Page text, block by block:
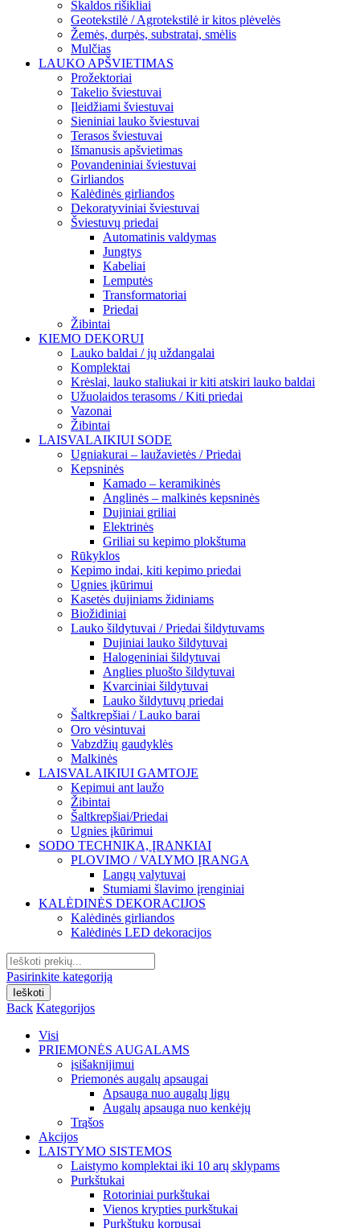
Skaldos rišikliai
Geotekstilė / Agrotekstilė ir kitos plėvelės
Žemės, durpės, substratai, smėlis
Mulčias
LAUKO APŠVIETIMAS
Prožektoriai
Takelio šviestuvai
Įleidžiami šviestuvai
Sieniniai lauko šviestuvai
Terasos šviestuvai
Išmanusis apšvietimas
Povandeniniai šviestuvai
Girliandos
Kalėdinės girliandos
Dekoratyviniai šviestuvai
Šviestuvų priedai
Automatinis valdymas
Jungtys
Kabeliai
Lemputės
Transformatoriai
Priedai
Žibintai
KIEMO DEKORUI
Lauko baldai / jų uždangalai
Komplektai
Krėslai, lauko staliukai ir kiti atskiri lauko baldai
Užuolaidos terasoms / Kiti priedai
Vazonai
Žibintai
LAISVALAIKIUI SODE
Ugniakurai – laužavietės / Priedai
Kepsninės
Kamado – keramikinės
Anglinės – malkinės kepsninės
Dujiniai griliai
Elektrinės
Griliai su kepimo plokštuma
Rūkyklos
Kepimo indai, kiti kepimo priedai
Ugnies įkūrimui
Kasetės dujiniams židiniams
Biožidiniai
Lauko šildytuvai / Priedai šildytuvams
Dujiniai lauko šildytuvai
Halogeniniai šildytuvai
Anglies pluošto šildytuvai
Kvarciniai šildytuvai
Lauko šildytuvų priedai
Šaltkrepšiai / Lauko barai
Oro vėsintuvai
Vabzdžių gaudyklės
Malkinės
LAISVALAIKIUI GAMTOJE
Kepimui ant laužo
Žibintai
Šaltkrepšiai/Priedai
Ugnies įkūrimui
SODO TECHNIKA, ĮRANKIAI
PLOVIMO / VALYMO ĮRANGA
Langų valytuvai
Stumiami šlavimo įrenginiai
KALĖDINĖS DEKORACIJOS
Kalėdinės girliandos
Kalėdinės LED dekoracijos
Search
for:
Pasirinkite kategoriją
Ieškoti
Back Kategorijos
Visi
PRIEMONĖS AUGALAMS
įsišaknijimui
Priemonės augalų apsaugai
Apsauga nuo augalų ligų
Augalų apsauga nuo kenkėjų
Trąšos
Akcijos
LAISTYMO SISTEMOS
Laistymo komplektai iki 10 arų sklypams
Purkštukai
Rotoriniai purkštukai
Vienos krypties purkštukai
Purkštukų korpusai